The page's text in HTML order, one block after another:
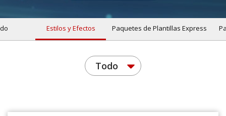
Estilos y Efectos Paquetes de Plantillas Express
Todo